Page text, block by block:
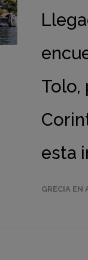
Tolo,
esta
GRECIA EN